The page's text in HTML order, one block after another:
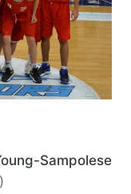
Sampolese